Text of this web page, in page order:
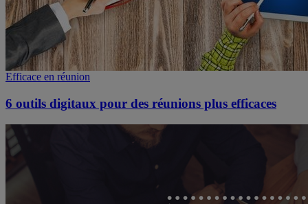
Efficace en réunion
6 outils digitaux pour des réunions plus efficaces